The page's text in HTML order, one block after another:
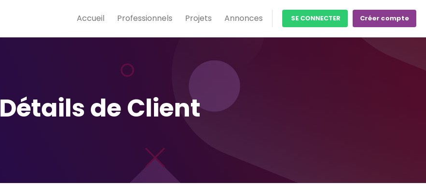
Accueil Professionnels Projets Annonces SE CONNECTER Créer compte
Détails de Client